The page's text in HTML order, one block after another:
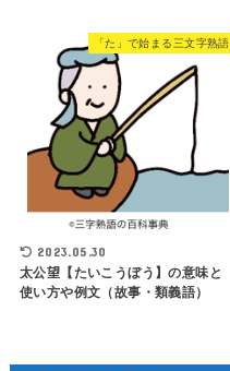
「た」で始まる三文字熟語
2023.05.30
太公望【たいこうぼう】の意味と
使い方や例文（故事・類義語）